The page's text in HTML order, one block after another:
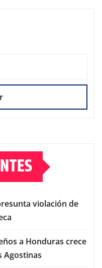
violación de
a Honduras crece
Agostinas